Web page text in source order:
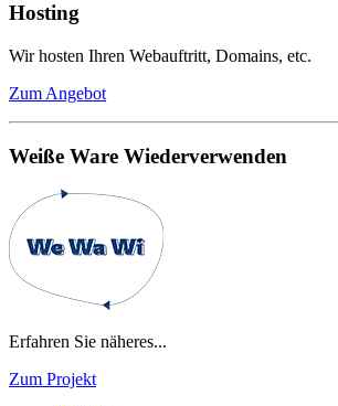
Hosting
Wir hosten Ihren Webauftritt, Domains, etc.
Zum Angebot
Weiße Ware Wiederverwenden
Erfahren Sie näheres...
Zum Projekt